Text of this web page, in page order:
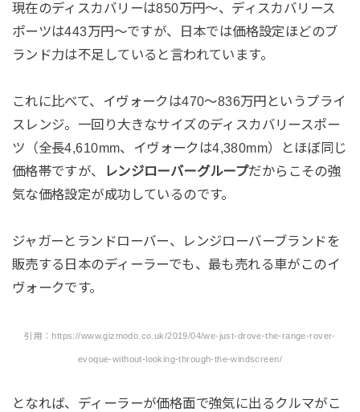
現在のディスカバリーは850万円〜、ディスカバリース
ポーツは443万円〜ですが、日本では価格設定ほどのブ
ランド力は不足していると言われています。
これに比べて、イヴォークは470〜836万円というプライ
スレンジ。一回り大きなサイズのディスカバリースポー
ツ（全長4,610mm、イヴォークは4,380mm）とほぼ同じ
価格帯ですが、
レンジローバーグループだからこその強
気な価格設定が成功しているのです。
ジャガーとランドローバー、レンジローバーブランドを
販売する日本のディーラーでも、最も売れる車がこのイ
ヴォークです。
引用：https://www.gizmodo.co.uk/2019/04/we-just-drove-the-range-rover-
evoque-without-looking-through-the-windscreen/
となれば、ディーラーが価格面で強気に出るクルマがこ